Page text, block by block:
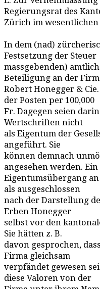
Regierungsrat des
Zürich im
In dem (nad)
Festsetzung der Steuer
massgebenden)
Beteiligung an der
Robert Honegger &
der Posten per 100,000
Fr. Dagegen seien
Wertschriften nicht
als Eigentum der
angeführt. Sie
können demnach
angesehen werden. Ein
Eigentumsübergang
als ausgeschlossen
nach der Darstellung
Erben Honegger
selbst vor den
Sie hätten z. B.
davon gesprochen,
Firma gleichsam
verpfändet gewesen
diese Valoren von der